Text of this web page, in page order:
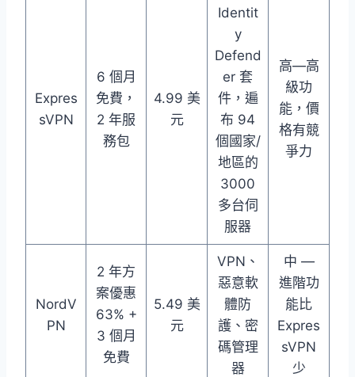
Expres
sVPN
6 個月
免費，
2 年服
務包
4.99 美
元
Identit
y
Defend
er 套
件，遍
布 94
個國家/
地區的
3000
多台伺
服器
高—高
級功
能，價
格有競
爭力
NordV
PN
2 年方
案優惠
63% +
3 個月
免費
5.49 美
元
VPN、
惡意軟
體防
護、密
碼管理
器
中 —
進階功
能比
Expres
sVPN
少